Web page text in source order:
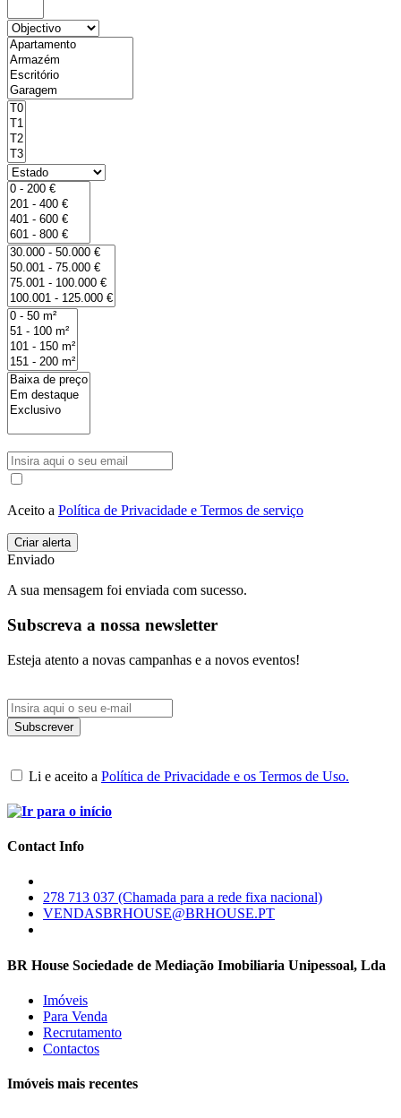
Aceito a Política de Privacidade e Termos de serviço
Enviado
A sua mensagem foi enviada com sucesso.
Subscreva a nossa newsletter
Esteja atento a novas campanhas e a novos eventos!
Li e aceito a Política de Privacidade e os Termos de Uso.
Contact Info
278 713 037 (Chamada para a rede fixa nacional)
VENDASBRHOUSE@BRHOUSE.PT
BR House Sociedade de Mediação Imobiliaria Unipessoal, Lda
Imóveis
Para Venda
Recrutamento
Contactos
Imóveis mais recentes